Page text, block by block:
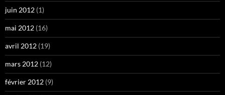
juin 2012 (1)
mai 2012 (16)
avril 2012 (19)
mars 2012 (12)
février 2012 (9)